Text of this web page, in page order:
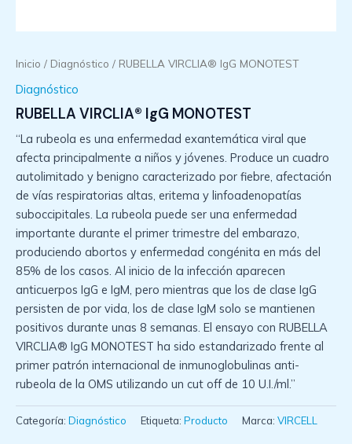
Inicio / Diagnóstico / RUBELLA VIRCLIA® IgG MONOTEST
Diagnóstico
RUBELLA VIRCLIA® IgG MONOTEST
“La rubeola es una enfermedad exantemática viral que
afecta principalmente a niños y jóvenes. Produce un cuadro
autolimitado y benigno caracterizado por fiebre, afectación
de vías respiratorias altas, eritema y linfoadenopatías
suboccipitales. La rubeola puede ser una enfermedad
importante durante el primer trimestre del embarazo,
produciendo abortos y enfermedad congénita en más del
85% de los casos. Al inicio de la infección aparecen
anticuerpos IgG e IgM, pero mientras que los de clase IgG
persisten de por vida, los de clase IgM solo se mantienen
positivos durante unas 8 semanas. El ensayo con RUBELLA
VIRCLIA® IgG MONOTEST ha sido estandarizado frente al
primer patrón internacional de inmunoglobulinas anti-
rubeola de la OMS utilizando un cut off de 10 U.I./ml.”
Categoría: Diagnóstico Etiqueta: Producto Marca: VIRCELL